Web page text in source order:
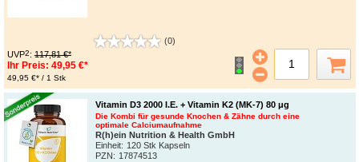
(0)
UVP2: 117,81 €*
Ihr Preis: 49,95 €*
49,95 €* / 1 Stk
Vitamin D3 2000 I.E. + Vitamin K2 (MK-7) 80 μg
Die Kombi für gesunde Knochen & Zähne durch eine
optimale Calciumaufnahme
R(h)ein Nutrition & Health GmbH
Einheit: 120 Stk Kapseln
PZN : 17874513